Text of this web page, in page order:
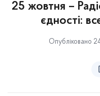
25 жовтня –
єдності:
Опубліковано